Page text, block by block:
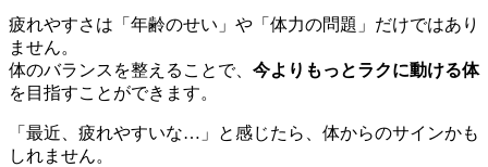
疲れやすさは「年齢のせい」や「体力の問題」だけではあり
ません。
体のバランスを整えることで、 今よりもっとラクに動ける体
を目指すことができます。
「最近、疲れやすいな…」と感じたら、体からのサインかも
しれません。